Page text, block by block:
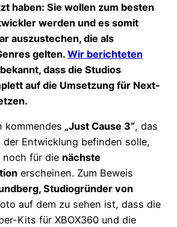
haben: Sie wollen zum besten
werden und es somit
auszustechen, die als
gelten.Wir berichteten
dass die Studios
auf die Umsetzung für Next-
kommendes „Just Cause 3“, das
Entwicklung befinden solle,
für die nächste
erscheinen. Zum Beweis
Studiogründer von
auf dem zu sehen ist, dass die
Kits für XBOX360 und die